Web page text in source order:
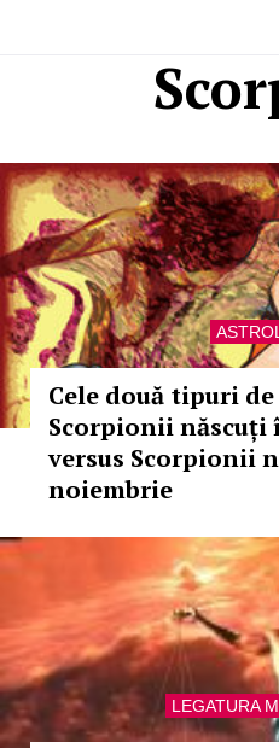
Cele două tipuri
Scorpionii
versus Scorpionii
noiembrie
LEGATURA